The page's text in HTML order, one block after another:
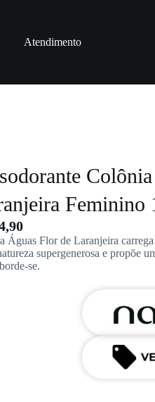
Atendimento
Feminino
Águas Flor de Laranjeira
supergenerosa e propõe
se.